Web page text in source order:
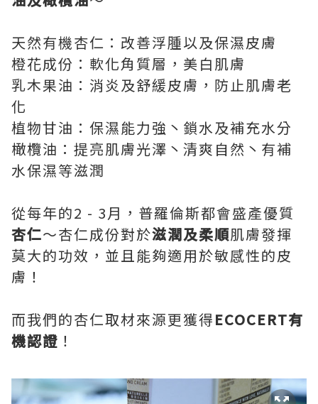
天然有機杏仁：改善浮腫以及保濕皮膚
橙花成份：軟化角質層，美白肌膚
乳木果油：消炎及舒緩皮膚，防止肌膚老
化
植物甘油：保濕能力強丶鎖水及補充水分
橄欖油：提亮肌膚光澤丶清爽自然丶有補
水保濕等滋潤
從每年的2 - 3月，普羅倫斯都會盛產優質
杏仁～杏仁成份對於滋潤及柔順肌膚發揮
莫大的功效，並且能夠適用於敏感性的皮
膚！
而我們的杏仁取材來源更獲得ECOCERT有
機認證 ！